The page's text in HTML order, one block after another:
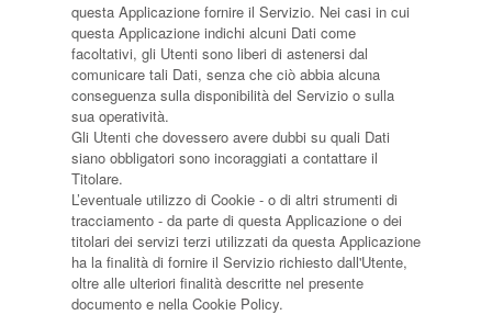
questa Applicazione fornire il Servizio. Nei casi in cui
questa Applicazione indichi alcuni Dati come
facoltativi, gli Utenti sono liberi di astenersi dal
comunicare tali Dati, senza che ciò abbia alcuna
conseguenza sulla disponibilità del Servizio o sulla
sua operatività.
Gli Utenti che dovessero avere dubbi su quali Dati
siano obbligatori sono incoraggiati a contattare il
Titolare.
L’eventuale utilizzo di Cookie - o di altri strumenti di
tracciamento - da parte di questa Applicazione o dei
titolari dei servizi terzi utilizzati da questa Applicazione
ha la finalità di fornire il Servizio richiesto dall'Utente,
oltre alle ulteriori finalità descritte nel presente
documento e nella Cookie Policy.